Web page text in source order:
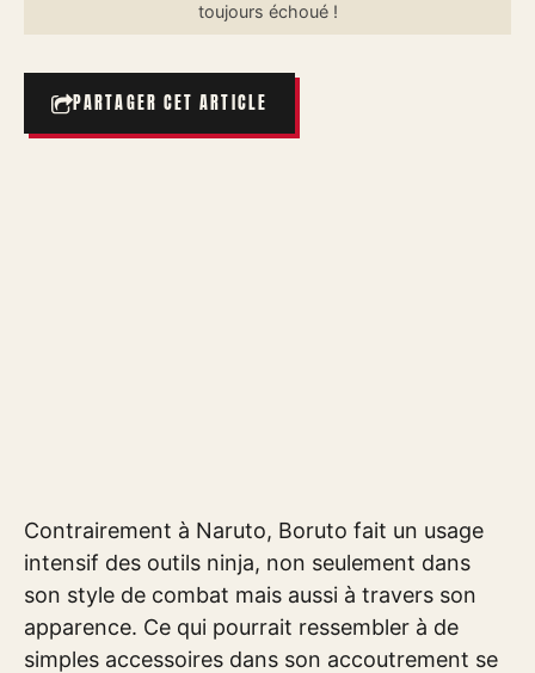
toujours échoué !
PARTAGER CET ARTICLE
Contrairement à Naruto, Boruto fait un usage
intensif des outils ninja, non seulement dans
son style de combat mais aussi à travers son
apparence. Ce qui pourrait ressembler à de
simples accessoires dans son accoutrement se